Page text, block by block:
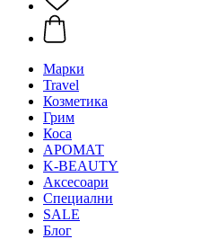
Mарки
Travel
Козметика
Грим
Коса
АРОМАТ
K-BEAUTY
Аксесоари
Специални
SALE
Блог